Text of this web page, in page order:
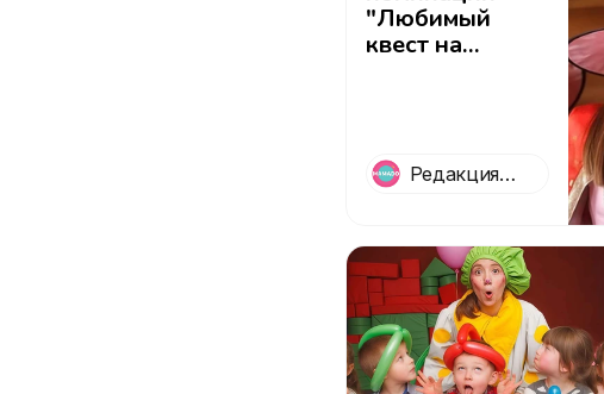
"Любимый
квест на
Редакция